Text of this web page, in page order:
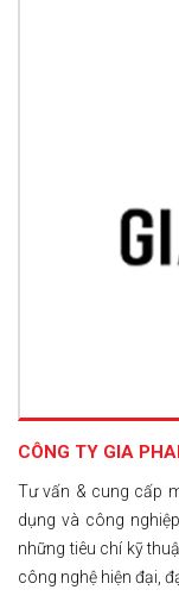
CÔNG TY GIA
Tư vấn & cung cấp
dụng và công
những tiêu chí kỹ
công nghệ hiện đại,